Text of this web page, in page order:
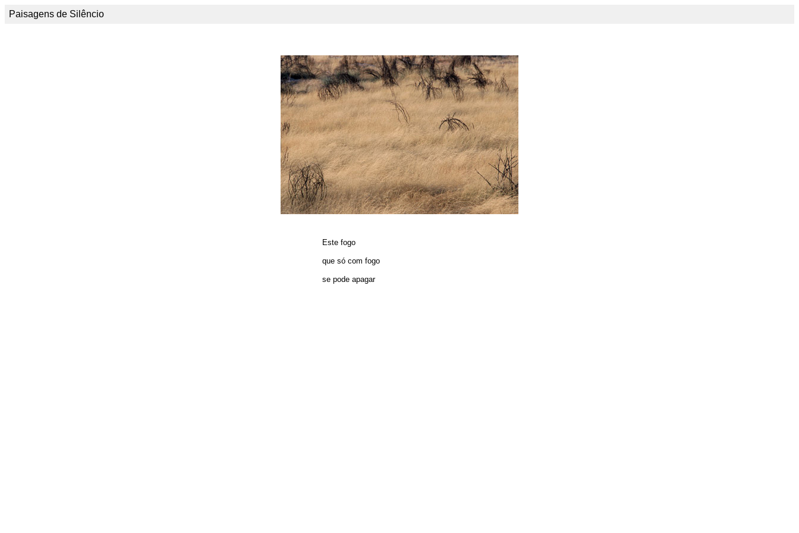
Paisagens de Silêncio
Este fogo
que só com fogo
se pode apagar